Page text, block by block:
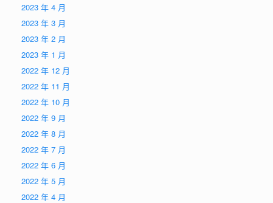
2023 年 4 月
2023 年 3 月
2023 年 2 月
2023 年 1 月
2022 年 12 月
2022 年 11 月
2022 年 10 月
2022 年 9 月
2022 年 8 月
2022 年 7 月
2022 年 6 月
2022 年 5 月
2022 年 4 月